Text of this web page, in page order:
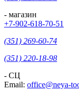
- магазин
+7-902-618-70-51
(351) 269-60-74
(351) 220-18-98
- СЦ
Email: office@neya-